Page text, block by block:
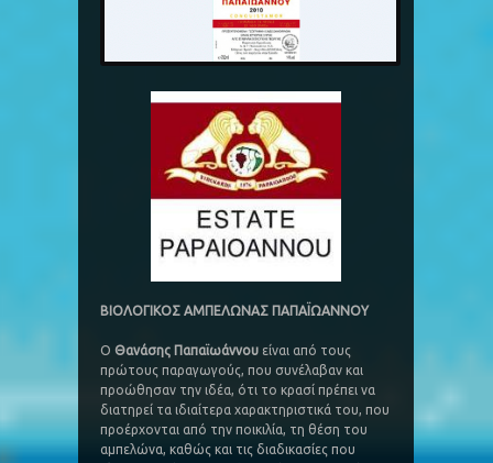
ΒΙΟΛΟΓΙΚΟΣ ΑΜΠΕΛΩΝΑΣ ΠΑΠΑΪΩΑΝΝΟΥ
Ο Θανάσης Παπαϊωάννου είναι από τους
πρώτους παραγωγούς, που συνέλαβαν και
προώθησαν την ιδέα, ότι το κρασί πρέπει να
διατηρεί τα ιδιαίτερα χαρακτηριστικά του, που
προέρχονται από την ποικιλία, τη θέση του
αμπελώνα, καθώς και τις διαδικασίες που